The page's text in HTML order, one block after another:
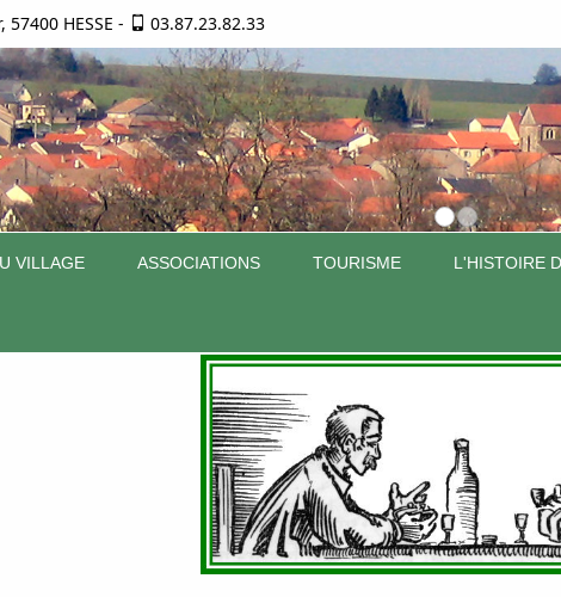
57400 HESSE - 03.87.23.82.33
VILLAGE ASSOCIATIONS TOURISME L'HISTOIRE